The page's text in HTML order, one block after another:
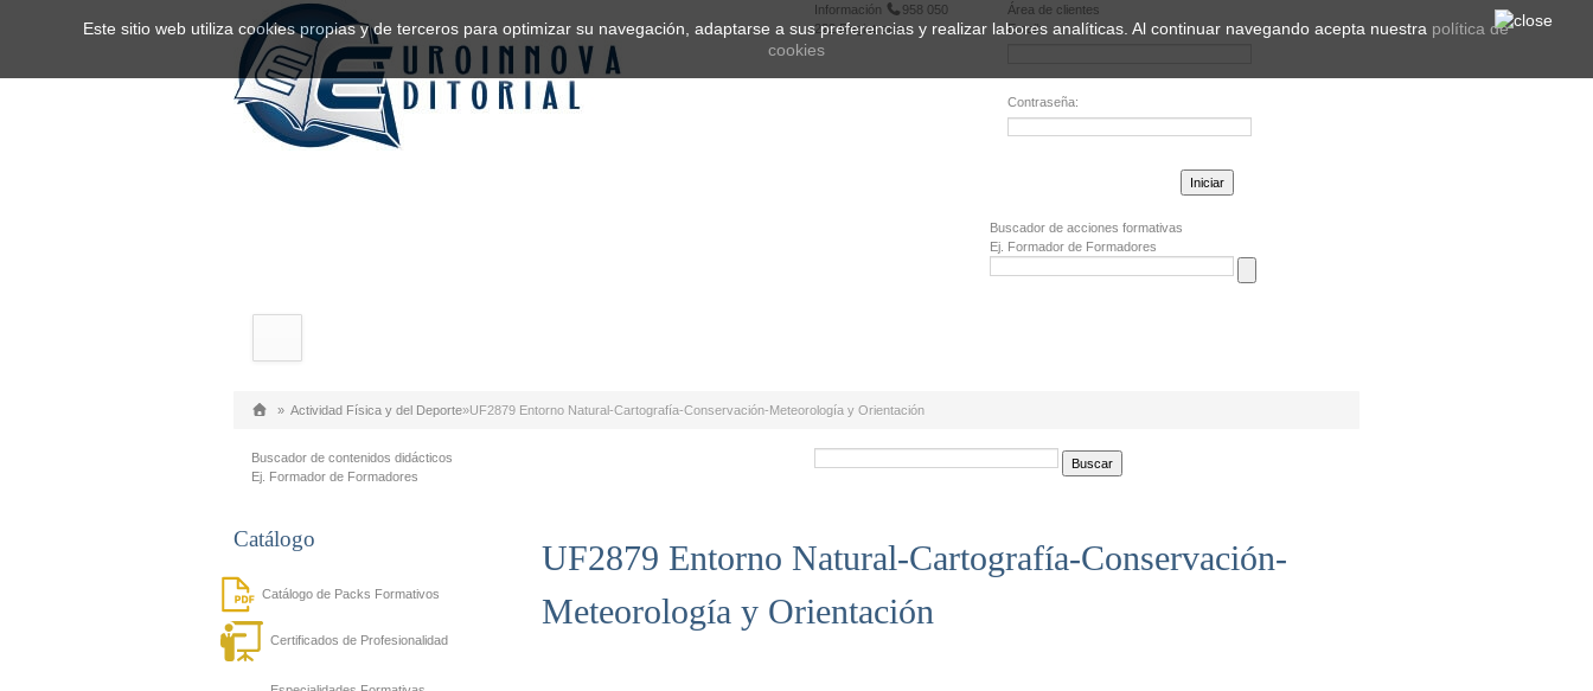
Información
958 050
222 Registrarse
Área de clientes
Email:
Contraseña:
Buscador de acciones formativas
Ej. Formador de Formadores
» Actividad Física y del Deporte»UF2879 Entorno Natural-Cartografía-Conservación-Meteorología y Orientación
Buscador de contenidos didácticos
Ej. Formador de Formadores
Catálogo
Catálogo de Packs Formativos
Certificados de Profesionalidad
UF2879 Entorno Natural-Cartografía-Conservación-
Meteorología y Orientación
Este sitio web utiliza cookies propias y de terceros para optimizar su navegación, adaptarse a sus preferencias y realizar labores analíticas. Al continuar navegando acepta nuestra política de
cookies